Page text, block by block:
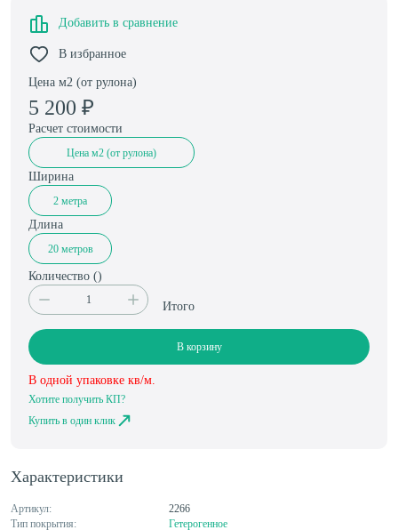
Характеристики
Артикул:
2266
Тип покрытия:
Гетерогенное
Цена м2 (от рулона)
5 200 ₽
Добавить в сравнение
В избранное
Расчет стоимости
Цена м2 (от рулона)
Ширина
2 метра
Длина
20 метров
Количество ()
Итого
В корзину
В одной упаковке кв/м.
Хотите получить КП?
Купить в один клик